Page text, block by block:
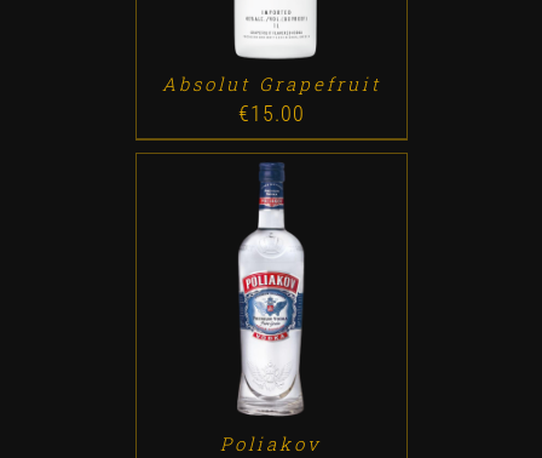
Absolut Grapefruit
€15.00
ADD TO CART /
Poliakov